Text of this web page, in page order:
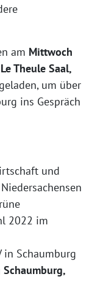
am Mittwoch
Theule Saal,
um über
ins Gespräch
und
2022 im
in Schaumburg
Schaumburg,